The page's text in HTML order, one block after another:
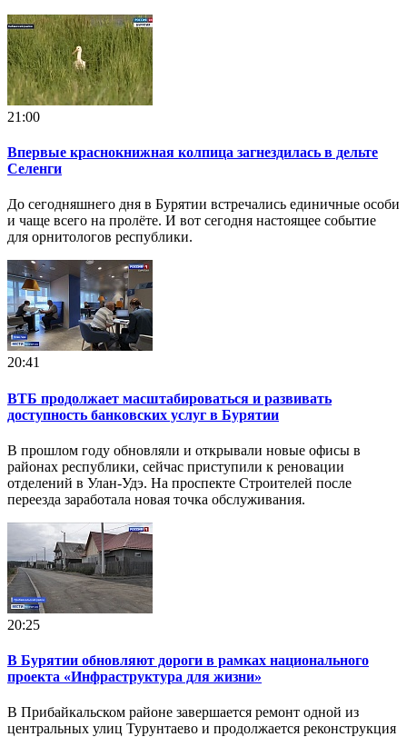
21:00
Впервые краснокнижная колпица загнездилась в дельте
Селенги
До сегодняшнего дня в Бурятии встречались единичные особи
и чаще всего на пролёте. И вот сегодня настоящее событие
для орнитологов республики.
20:41
ВТБ продолжает масштабироваться и развивать
доступность банковских услуг в Бурятии
В прошлом году обновляли и открывали новые офисы в
районах республики, сейчас приступили к реновации
отделений в Улан-Удэ. На проспекте Строителей после
переезда заработала новая точка обслуживания.
20:25
В Бурятии обновляют дороги в рамках национального
проекта «Инфраструктура для жизни»
В Прибайкальском районе завершается ремонт одной из
центральных улиц Турунтаево и продолжается реконструкция